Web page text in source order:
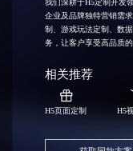
我们深耕于H5定制开发
企业及品牌独特营销需
制、游戏玩法定制、数
务，让客户享受高品质
相关推荐
H5页面定制 H5